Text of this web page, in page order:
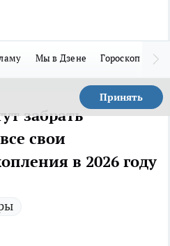
Мы в Дзене Гороскоп
Принять
забрать
свои
в 2026 году